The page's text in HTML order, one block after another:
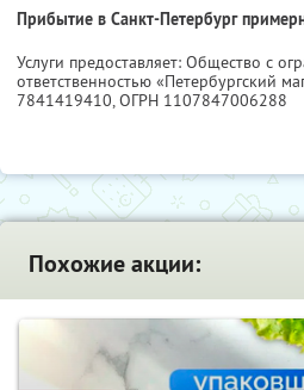
Прибытие в Санкт-Петербург
Услуги предоставляет: Общество с
ответственностью «Петербургский
7841419410, ОГРН 1107847006288
Похожие акции: